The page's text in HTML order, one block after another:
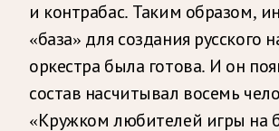
и контрабас. Таким образом,
«база» для создания русского
оркестра была готова. И он
состав насчитывал восемь
«Кружком любителей игры на